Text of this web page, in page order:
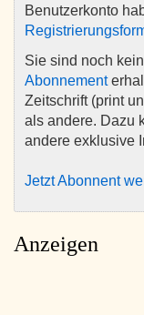
Benutzerkonto
Sie sind noch
Abonnement
Zeitschrift (print
als andere. Dazu
andere exklusive
Jetzt Abonnent
Anzeigen